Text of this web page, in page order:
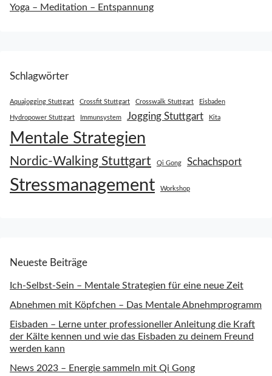
Yoga – Meditation – Entspannung
Schlagwörter
Aquajogging Stuttgart Crossfit Stuttgart Crosswalk Stuttgart Eisbaden
Hydropower Stuttgart Immunsystem Jogging Stuttgart Kita
Mentale Strategien
Nordic-Walking Stuttgart Qi Gong Schachsport
Stressmanagement Workshop
Neueste Beiträge
Ich-Selbst-Sein – Mentale Strategien für eine neue Zeit
Abnehmen mit Köpfchen – Das Mentale Abnehmprogramm
Eisbaden – Lerne unter professioneller Anleitung die Kraft
der Kälte kennen und wie das Eisbaden zu deinem Freund
werden kann
News 2023 – Energie sammeln mit Qi Gong